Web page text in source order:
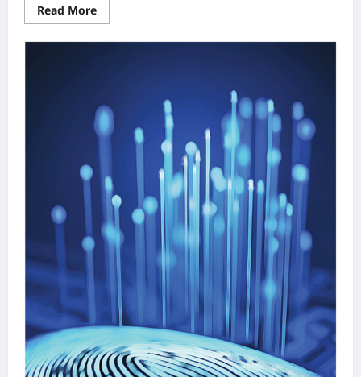
Read MoreRead
more
进
IBM
升
平
台